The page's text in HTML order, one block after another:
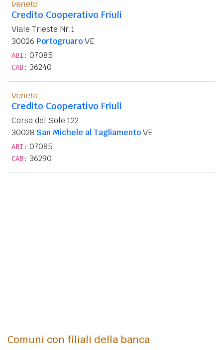
Veneto
Credito Cooperativo Friuli
Viale Trieste Nr.1
30026 PortogruaroVE
ABI: 07085
CAB: 36240
Veneto
Credito Cooperativo Friuli
Corso del Sole 122
30028 San Michele al TagliamentoVE
ABI: 07085
CAB: 36290
Comuni con filiali della banca